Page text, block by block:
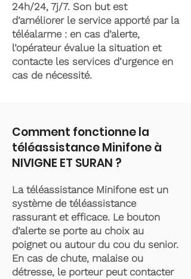
24h/24, 7j/7. Son but est
d’améliorer le service apporté par la
téléalarme : en cas d’alerte,
l’opérateur évalue la situation et
contacte les services d’urgence en
cas de nécessité.
Comment fonctionne la
téléassistance Minifone à
NIVIGNE ET SURAN ?
La téléassistance Minifone est un
système de téléassistance
rassurant et efficace. Le bouton
d’alerte se porte au choix au
poignet ou autour du cou du senior.
En cas de chute, malaise ou
détresse, le porteur peut contacter